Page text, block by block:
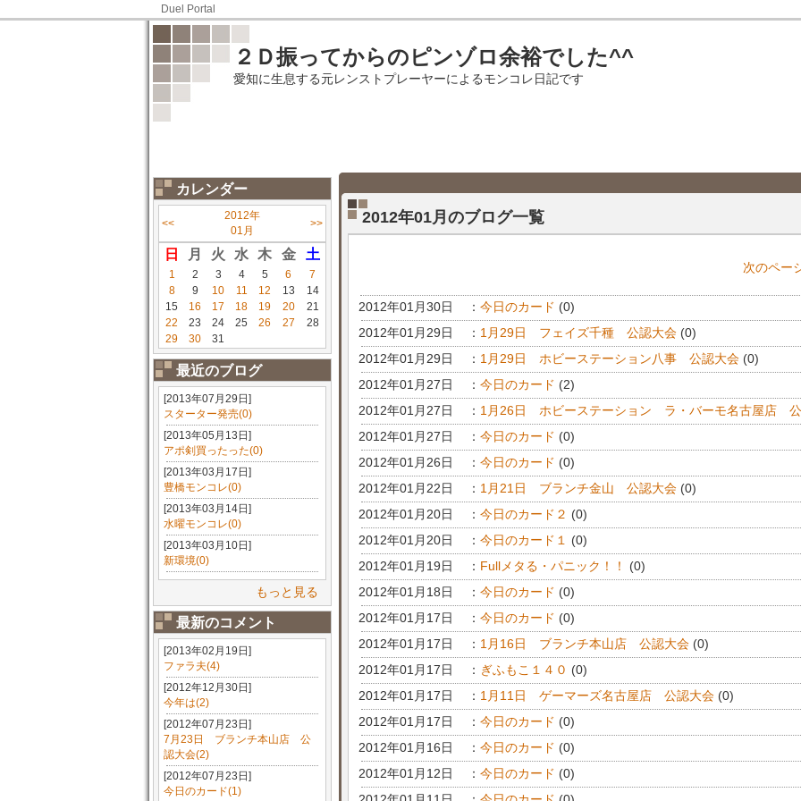
Duel Portal
２Ｄ振ってからのピンゾロ余裕でした^^
愛知に生息する元レンストプレーヤーによるモンコレ日記です
カレンダー
<<
2012年
01月
>>
日 月 火 水 木 金 土
1 2 3 4 5 6
7
8
9 10 11 12 13
14
15
16 17 18 19 20
21
22
23 24 25 26 27
28
29
30 31
最近のブログ
[2013年07月29日]
スターター発売(0)
[2013年05月13日]
アポ剣買ったった(0)
[2013年03月17日]
豊橋モンコレ(0)
[2013年03月14日]
水曜モンコレ(0)
[2013年03月10日]
新環境(0)
もっと見る
最新のコメント
[2013年02月19日]
ファラ夫(4)
[2012年12月30日]
今年は(2)
[2012年07月23日]
7月23日 ブランチ本山店 公
認大会(2)
[2012年07月23日]
今日のカード(1)
2012年01月のブログ一覧
次のペー
2012年01月30日 ： 今日のカード (0)
2012年01月29日
： 1月29日 フェイズ千種 公認大会 (0)
2012年01月29日
： 1月29日 ホビーステーション八事 公認大会 (0)
2012年01月27日
： 今日のカード (2)
2012年01月27日
： 1月26日 ホビーステーション ラ・バーモ名古屋店
2012年01月27日
： 今日のカード (0)
2012年01月26日
： 今日のカード (0)
2012年01月22日
： 1月21日 ブランチ金山 公認大会 (0)
2012年01月20日
： 今日のカード２ (0)
2012年01月20日
： 今日のカード１
(0)
2012年01月19日
： Fullメタる・パニック！！
(0)
2012年01月18日
： 今日のカード (0)
2012年01月17日
： 今日のカード (0)
2012年01月17日
： 1月16日 ブランチ本山店 公認大会 (0)
2012年01月17日
： ぎふもこ１４０ (0)
2012年01月17日
： 1月11日 ゲーマーズ名古屋店 公認大会 (0)
2012年01月17日
： 今日のカード (0)
2012年01月16日
： 今日のカード (0)
2012年01月12日
： 今日のカード (0)